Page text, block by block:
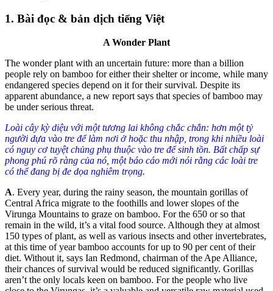
1. Bài đọc & bản dịch tiếng Việt
A Wonder Plant
The wonder plant with an uncertain future: more than a billion
people rely on bamboo for either their shelter or income, while many
endangered species depend on it for their survival. Despite its
apparent abundance, a new report says that species of bamboo may
be under serious threat.
Loài cây kỳ diệu với một tương lai không chắc chắn: hơn một tỷ
người dựa vào tre để làm nơi ở hoặc thu nhập, trong khi nhiều loài
có nguy cơ tuyệt chủng phụ thuộc vào tre để sinh tồn. Bất chấp sự
phong phú rõ ràng của nó, một báo cáo mới nói rằng các loài tre
có thể đang bị đe dọa nghiêm trọng.
A. Every year, during the rainy season, the mountain gorillas of
Central Africa migrate to the foothills and lower slopes of the
Virunga Mountains to graze on bamboo. For the 650 or so that
remain in the wild, it’s a vital food source. Although they at almost
150 types of plant, as well as various insects and other invertebrates,
at this time of year bamboo accounts for up to 90 per cent of their
diet. Without it, says Ian Redmond, chairman of the Ape Alliance,
their chances of survival would be reduced significantly. Gorillas
aren’t the only locals keen on bamboo. For the people who live